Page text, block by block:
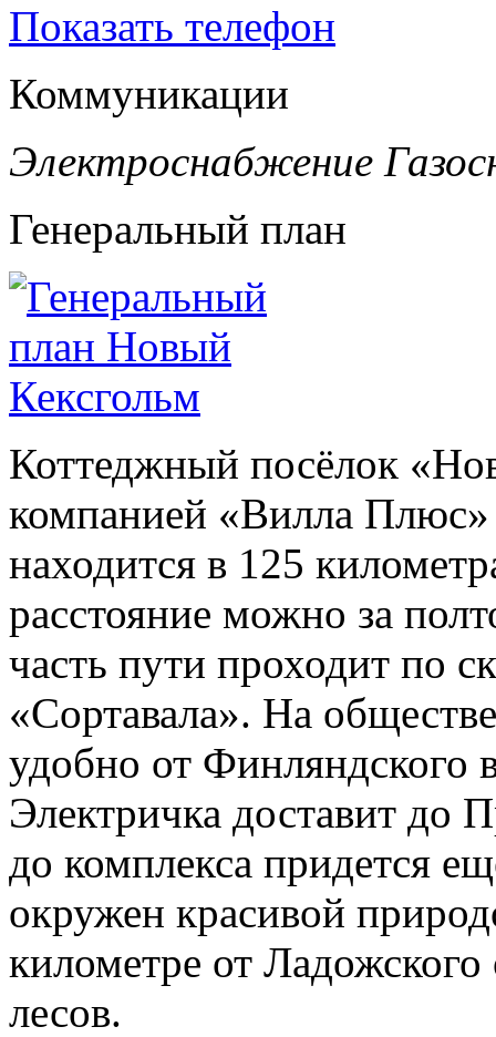
Показать телефон
Коммуникации
Электроснабжение
Генеральный план
Коттеджный посёлок
компанией «Вилла
находится в 125
расстояние можно за
часть пути проходит по
«Сортавала». На
удобно от Финляндского
Электричка доставит до
до комплекса придется
окружен красивой
километре от
лесов.